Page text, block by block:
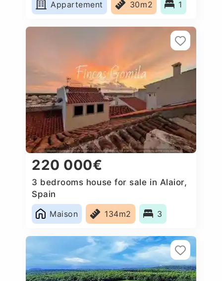
Appartement 30m2 1
220 000€
3 bedrooms house for sale in Alaior,
Spain
Maison
134m2 3